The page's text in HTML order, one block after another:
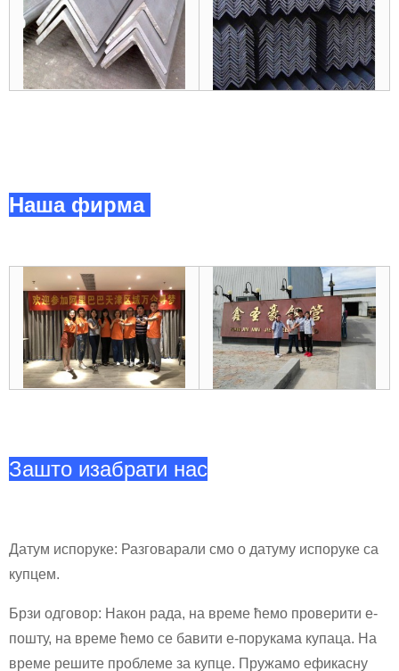
Наша фирма
Зашто изабрати нас
Датум испоруке: Разговарали смо о датуму испоруке са
купцем.
Брзи одговор: Након рада, на време ћемо проверити е-
пошту, на време ћемо се бавити е-порукама купаца. На
време решите проблеме за купце. Пружамо ефикасну